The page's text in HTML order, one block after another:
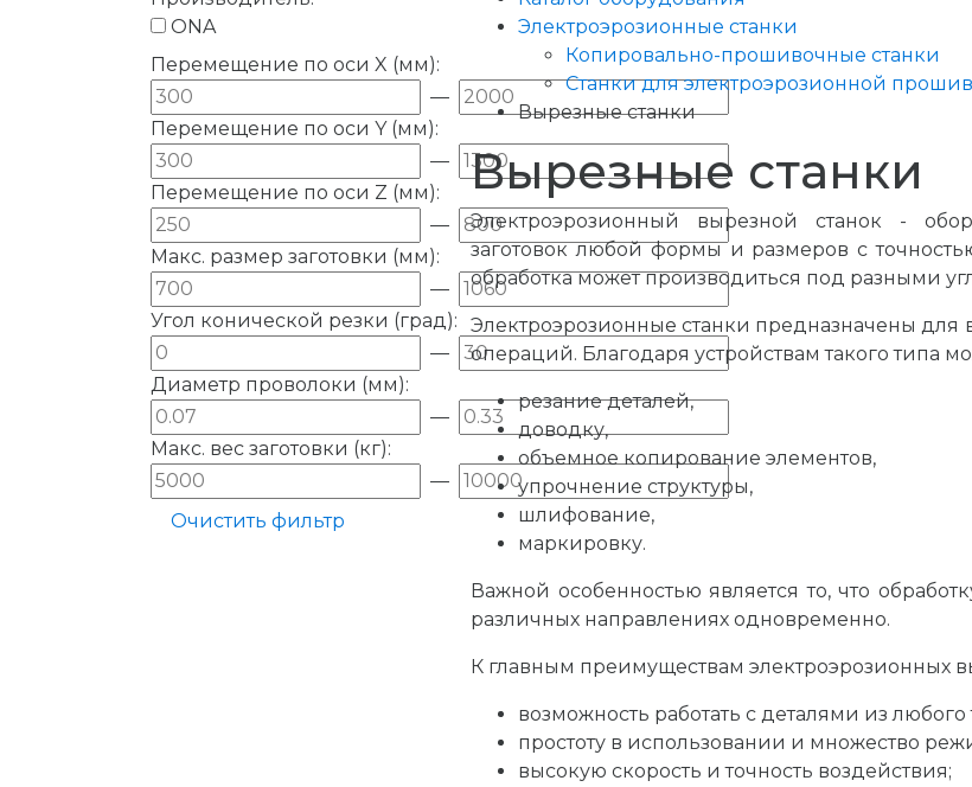
ONA
Перемещение по оси X (мм):
—
Перемещение по оси Y (мм):
—
Перемещение по оси Z (мм):
—
Макс. размер заготовки (мм):
—
Угол конической резки (град):
—
Диаметр проволоки (мм):
—
Макс. вес заготовки (кг):
—
Очистить фильтр
Электроэрозионные станки
Копировально-прошивочные станки
Станки для электроэрозионной
Вырезные станки
Вырезные станки
Электроэрозионный вырезной станок -
заготовок любой формы и размеров с
обработка может производиться под разными
Электроэрозионные станки предназначены для
операций. Благодаря устройствам такого типа
резание деталей,
доводку,
объемное копирование элементов,
упрочнение структуры,
шлифование,
маркировку.
Важной особенностью является то, что
различных направлениях одновременно.
К главным преимуществам электроэрозионных
возможность работать с деталями из
простоту в использовании и множество
высокую скорость и точность воздействия;